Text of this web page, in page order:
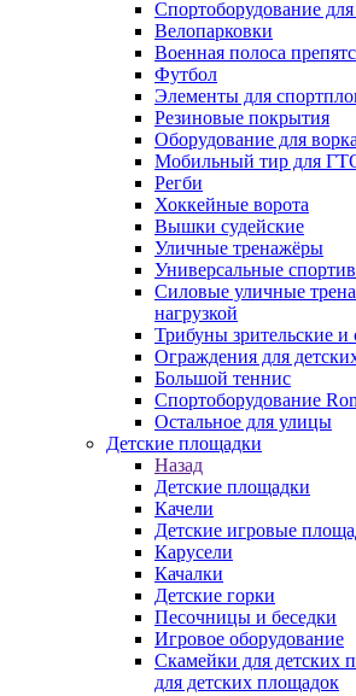
Спортоборудование
Велопарковки
Военная полоса
Футбол
Элементы для
Резиновые покрытия
Оборудование для
Мобильный тир для
Регби
Хоккейные ворота
Вышки судейские
Уличные тренажёры
Универсальные
Силовые уличные
нагрузкой
Трибуны зрительские и
Ограждения для
Большой теннис
Спортоборудование
Остальное для улицы
Детские площадки
Назад
Детские площадки
Качели
Детские игровые
Карусели
Качалки
Детские горки
Песочницы и беседки
Игровое оборудование
Скамейки для детских
для детских площадок